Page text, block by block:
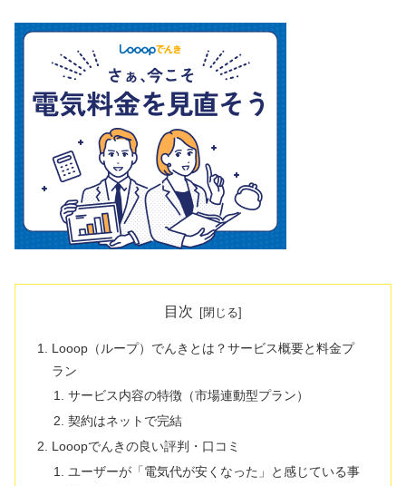
目次
Looop（ループ）でんきとは？サービス概要と料金プ
ラン
サービス内容の特徴（市場連動型プラン）
契約はネットで完結
Looopでんきの良い評判・口コミ
ユーザーが「電気代が安くなった」と感じている事